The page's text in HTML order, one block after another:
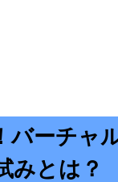
バーチャ
みとは？